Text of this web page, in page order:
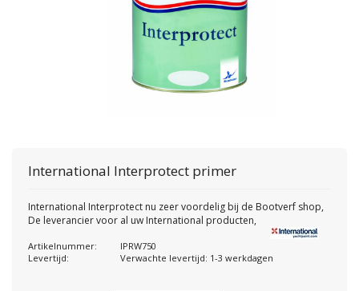
International Interprotect primer
International Interprotect nu zeer voordelig bij de Bootverf shop,
De leverancier voor al uw International producten,
Artikelnummer:
IPRW750
Levertijd:
Verwachte levertijd: 1-3 werkdagen